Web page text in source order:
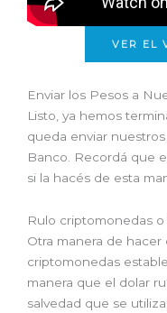
VER EL
Enviar los Pesos a
Listo, ya hemos
queda enviar
Banco. Recordá que
si la hacés de esta
Rulo criptomonedas
Otra manera de
criptomonedas
manera que el dolar
salvedad que se